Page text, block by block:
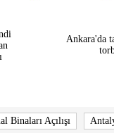
Ankara'da
Binaları Açılışı